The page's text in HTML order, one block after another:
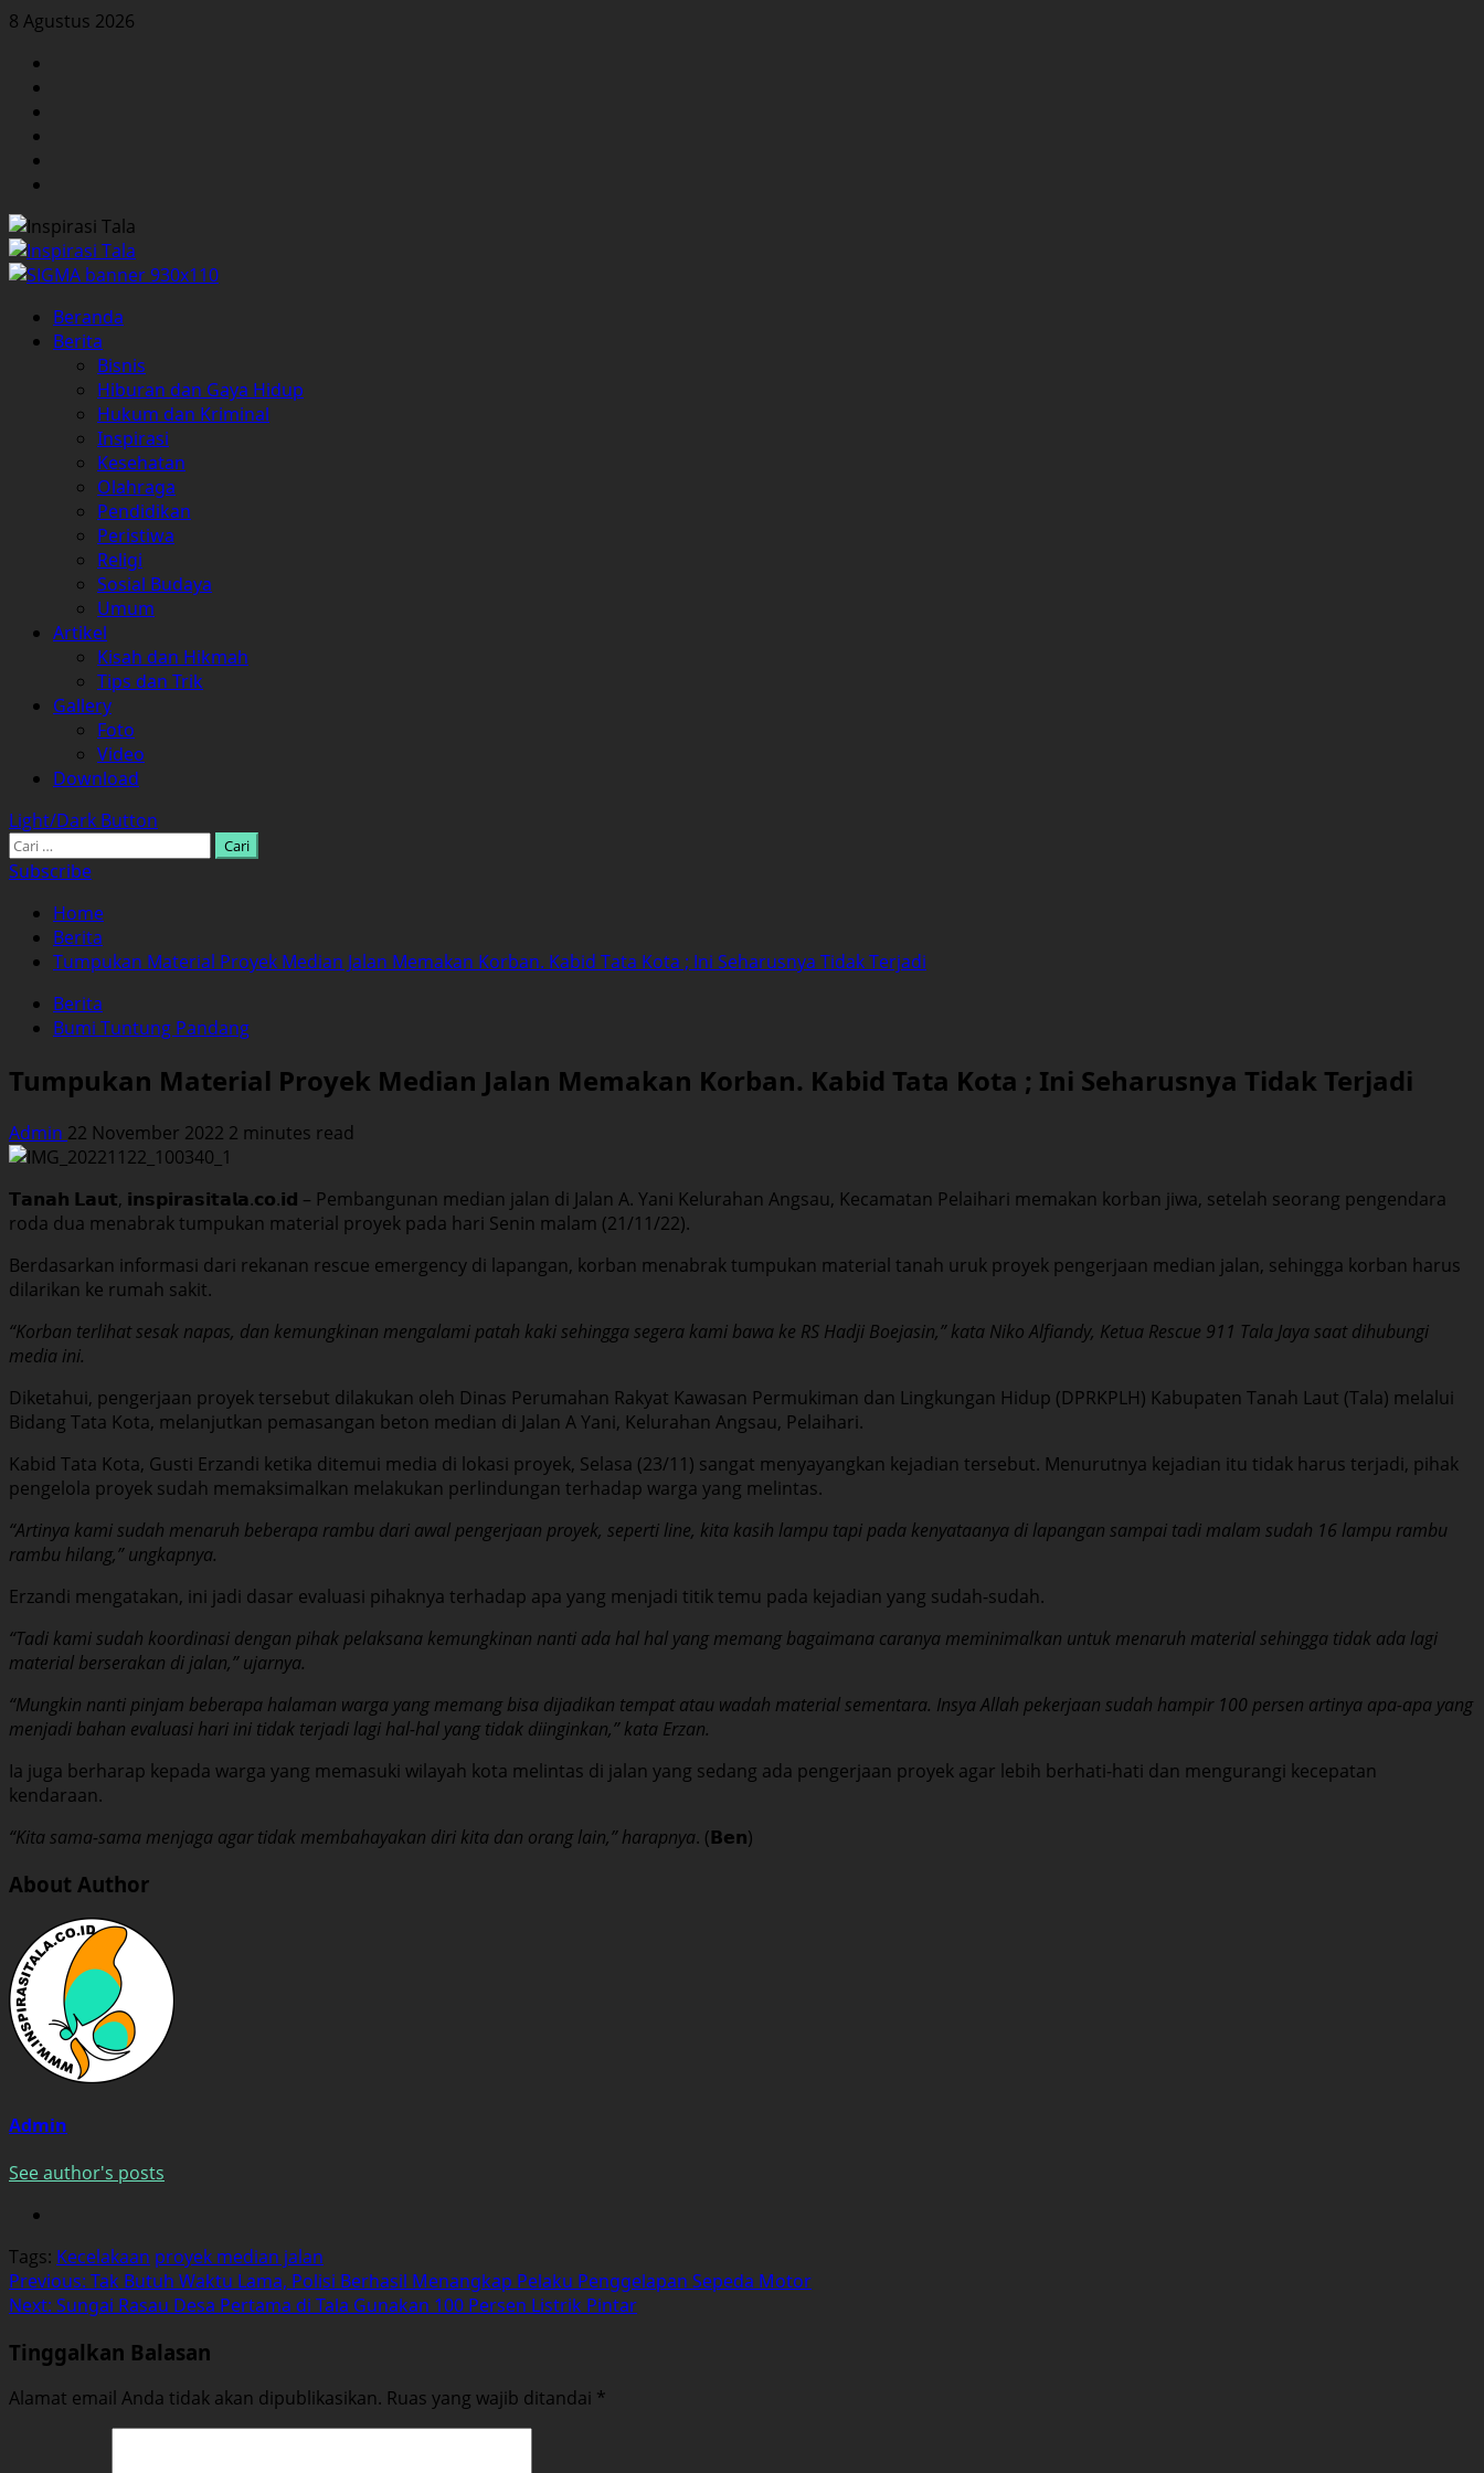
Skip
content
8 Agustus 2026
Primary
Menu
Beranda
Berita
Bisnis
Hiburan dan Gaya Hidup
Hukum dan Kriminal
Inspirasi
Kesehatan
Olahraga
Pendidikan
Peristiwa
Religi
Sosial Budaya
Umum
Artikel
Kisah dan Hikmah
Tips dan Trik
Gallery
Foto
Video
Download
Light/Dark Button
Cari
untuk:
Subscribe
Home
Berita
Tumpukan Material Proyek Median Jalan Memakan Korban. Kabid Tata Kota ; Ini Seharusnya Tidak Terjadi
Berita
Bumi Tuntung Pandang
Tumpukan Material Proyek Median Jalan Memakan Korban. Kabid Tata Kota ; Ini Seharusnya Tidak Terjadi
Admin 22 November 2022 2 minutes read
𝗧𝗮𝗻𝗮𝗵 𝗟𝗮𝘂𝘁, 𝗶𝗻𝘀𝗽𝗶𝗿𝗮𝘀𝗶𝘁𝗮𝗹𝗮.𝗰𝗼.𝗶𝗱 – Pembangunan median jalan di Jalan A. Yani Kelurahan Angsau, Kecamatan Pelaihari memakan korban jiwa, setelah seorang pengendara
roda dua menabrak tumpukan material proyek pada hari Senin malam (21/11/22).
Berdasarkan informasi dari rekanan rescue emergency di lapangan, korban menabrak tumpukan material tanah uruk proyek pengerjaan median jalan, sehingga korban harus
dilarikan ke rumah sakit.
“Korban terlihat sesak napas, dan kemungkinan mengalami patah kaki sehingga segera kami bawa ke RS Hadji Boejasin,” kata Niko Alfiandy, Ketua Rescue 911 Tala Jaya saat dihubungi
media ini.
Diketahui, pengerjaan proyek tersebut dilakukan oleh Dinas Perumahan Rakyat Kawasan Permukiman dan Lingkungan Hidup (DPRKPLH) Kabupaten Tanah Laut (Tala) melalui
Bidang Tata Kota, melanjutkan pemasangan beton median di Jalan A Yani, Kelurahan Angsau, Pelaihari.
Kabid Tata Kota, Gusti Erzandi ketika ditemui media di lokasi proyek, Selasa (23/11) sangat menyayangkan kejadian tersebut. Menurutnya kejadian itu tidak harus terjadi, pihak
pengelola proyek sudah memaksimalkan melakukan perlindungan terhadap warga yang melintas.
“Artinya kami sudah menaruh beberapa rambu dari awal pengerjaan proyek, seperti line, kita kasih lampu tapi pada kenyataanya di lapangan sampai tadi malam sudah 16 lampu rambu
rambu hilang,” ungkapnya.
Erzandi mengatakan, ini jadi dasar evaluasi pihaknya terhadap apa yang menjadi titik temu pada kejadian yang sudah-sudah.
“Tadi kami sudah koordinasi dengan pihak pelaksana kemungkinan nanti ada hal hal yang memang bagaimana caranya meminimalkan untuk menaruh material sehingga tidak ada lagi
material berserakan di jalan,” ujarnya.
“Mungkin nanti pinjam beberapa halaman warga yang memang bisa dijadikan tempat atau wadah material sementara. Insya Allah pekerjaan sudah hampir 100 persen artinya apa-apa yang
menjadi bahan evaluasi hari ini tidak terjadi lagi hal-hal yang tidak diinginkan,” kata Erzan.
Ia juga berharap kepada warga yang memasuki wilayah kota melintas di jalan yang sedang ada pengerjaan proyek agar lebih berhati-hati dan mengurangi kecepatan
kendaraan.
“Kita sama-sama menjaga agar tidak membahayakan diri kita dan orang lain,” harapnya. (𝗕𝗲𝗻)
About Author
Admin
See author's posts
Tags: Kecelakaan proyek median jalan
Post
navigation
Previous: Tak Butuh Waktu Lama, Polisi Berhasil Menangkap Pelaku Penggelapan Sepeda Motor
Next: Sungai Rasau Desa Pertama di Tala Gunakan 100 Persen Listrik Pintar
Tinggalkan Balasan
Alamat email Anda tidak akan dipublikasikan. Ruas yang wajib ditandai *